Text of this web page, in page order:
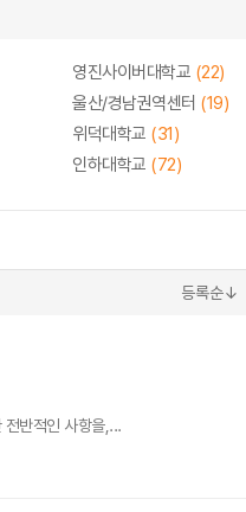
영진사이버대학교 (22)
울산/경남권역센터 (19)
위덕대학교 (31)
인하대학교 (72)
등록순↓
반적인 사항을,...